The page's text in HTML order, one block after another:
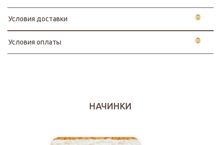
Условия доставки
Условия оплаты
НАЧИНКИ